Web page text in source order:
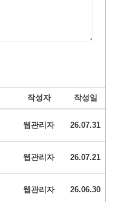
작성자 작성일
웹관리자 26.07.31
웹관리자 26.07.21
웹관리자 26.06.30